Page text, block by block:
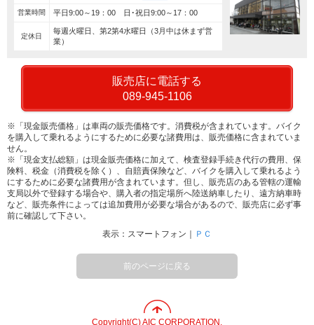
営業時間 平日9:00～19：00 日･祝日9:00～17：00
定休日
毎週火曜日、第2第4水曜日（3月中は休まず営
業）
販売店に電話する
089-945-1106
※「現金販売価格」は車両の販売価格です。消費税が含まれています。バイク
を購入して乗れるようにするために必要な諸費用は、販売価格に含まれていま
せん。
※「現金支払総額」は現金販売価格に加えて、検査登録手続き代行の費用、保
険料、税金（消費税を除く）、自賠責保険など、バイクを購入して乗れるよう
にするために必要な諸費用が含まれています。但し、販売店のある管轄の運輸
支局以外で登録する場合や、購入者の指定場所へ陸送納車したり、遠方納車時
など、販売条件によっては追加費用が必要な場合があるので、販売店に必ず事
前に確認して下さい。
表示：スマートフォン｜
ＰＣ
前のページに戻る
Copyright(C) AIC CORPORATION.